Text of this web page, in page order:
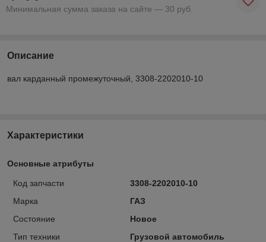
Минимальная сумма заказа на сайте — 30 руб.
Описание
вал карданный промежуточный, 3308-2202010-10
Характеристики
Основные атрибуты
Код запчасти
3308-2202010-10
Марка
ГАЗ
Состояние
Новое
Тип техники
Грузовой автомобиль